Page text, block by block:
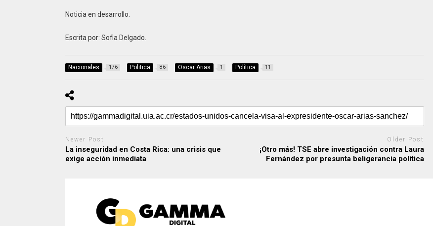
Noticia en desarrollo.
Escrita por: Sofia Delgado.
Nacionales 176 Politica 86 Oscar Arias 1 Política 11
Newer Post
La inseguridad en Costa Rica: una crisis que
exige acción inmediata
Older Post
¡Otro más! TSE abre investigación contra Laura
Fernández por presunta beligerancia política